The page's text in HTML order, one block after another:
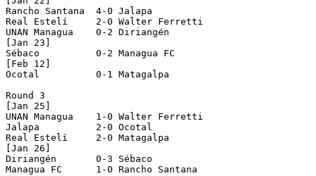
Rancho Santana  4-0 Jalapa
Real Estelí     2-0 Walter Ferretti
UNAN Managua    0-2 Diriangén
[Jan 23]
Sébaco          0-2 Managua FC
[Feb 12]
Ocotal          0-1 Matagalpa
Round 3
[Jan 25]
UNAN Managua    1-0 Walter Ferretti
Jalapa          2-0 Ocotal
Real Estelí     2-0 Matagalpa
[Jan 26]
Diriangén       0-3 Sébaco
Managua FC      1-0 Rancho Santana